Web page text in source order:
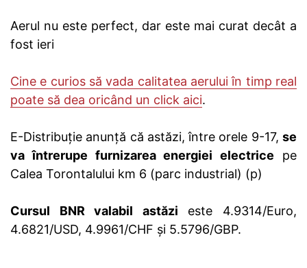
Aerul nu este perfect, dar este mai curat decât a
fost ieri
Cine e curios să vada calitatea aerului în timp real
poate să dea oricând un click aici.
E-Distribuție anunță că astăzi, între orele 9-17, se
va întrerupe furnizarea energiei electrice pe
Calea Torontalului km 6 (parc industrial) (p)
Cursul BNR valabil astăzi este 4.9314/Euro,
4.6821/USD, 4.9961/CHF și 5.5796/GBP.